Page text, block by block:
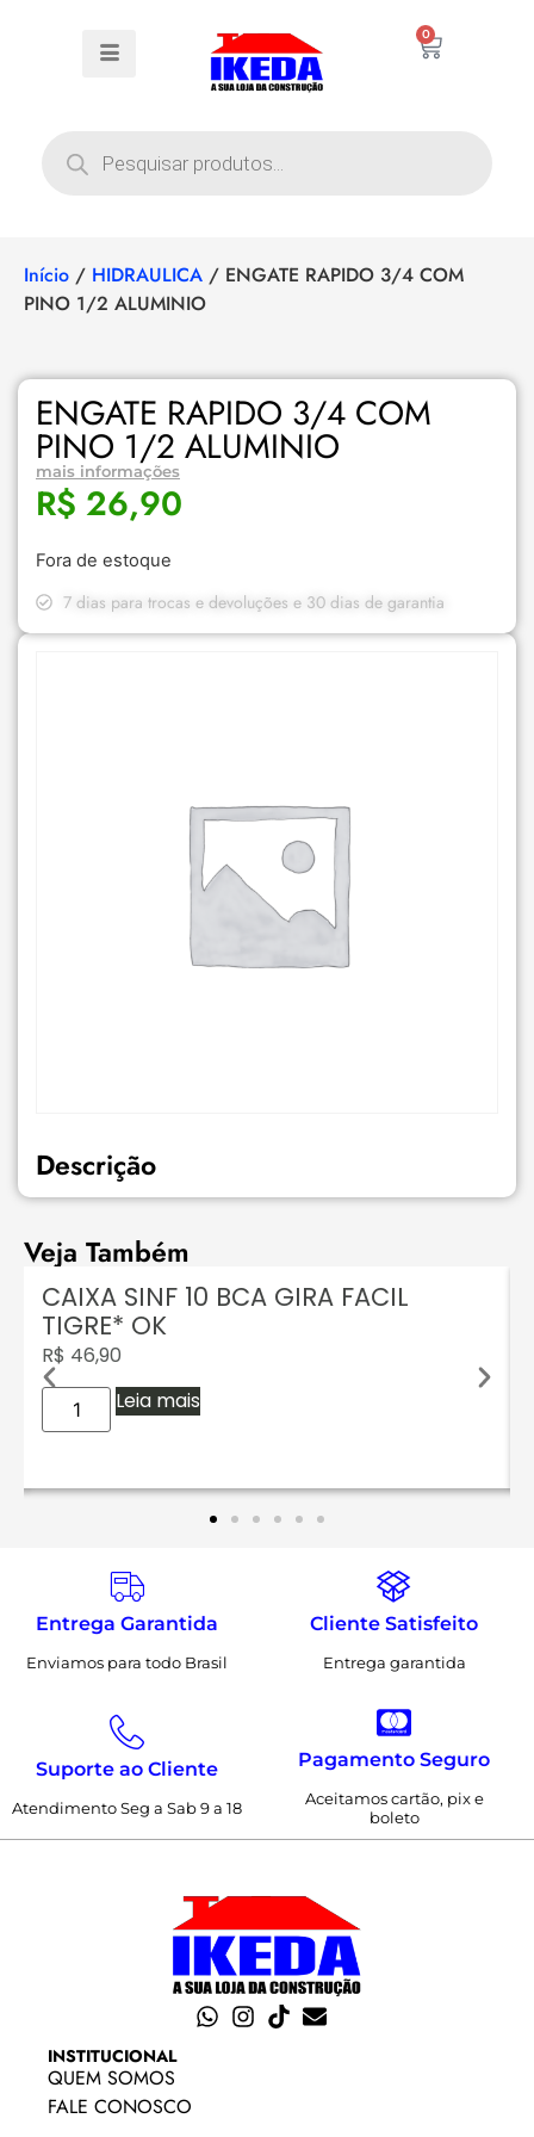
0
Início / HIDRAULICA / ENGATE RAPIDO 3/4 COM
PINO 1/2 ALUMINIO
Descrição
ENGATE RAPIDO 3/4 COM
PINO 1/2 ALUMINIO
mais informações
R$ 26,90
Fora de estoque
7 dias para trocas e devoluções e 30 dias de garantia
Veja Também
CAIXA SINF 10 BCA GIRA FACIL
TIGRE* OK
R$ 46,90
Leia mais
Entrega Garantida
Enviamos para todo Brasil
Cliente Satisfeito
Entrega garantida
Suporte ao Cliente
Atendimento Seg a Sab 9 a 18
Pagamento Seguro
Aceitamos cartão, pix e
boleto
INSTITUCIONAL
QUEM SOMOS
FALE CONOSCO